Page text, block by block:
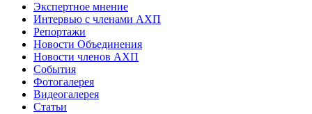
Экспертное мнение
Интервью с членами АХП
Репортажи
Новости Объединения
Новости членов АХП
События
Фотогалерея
Видеогалерея
Статьи